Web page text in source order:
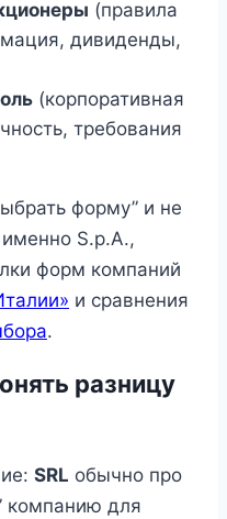
(правила
дивиденды,
(корпоративная
требования
форму” и не
S.p.A.,
форм компаний
и сравнения
.
разницу
SRL обычно про
компанию для